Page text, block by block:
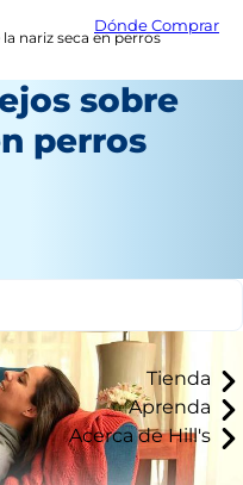
Dónde Comprar
Tienda
Aprenda
Acerca de Hill's
nariz seca en perros
sobre
perros